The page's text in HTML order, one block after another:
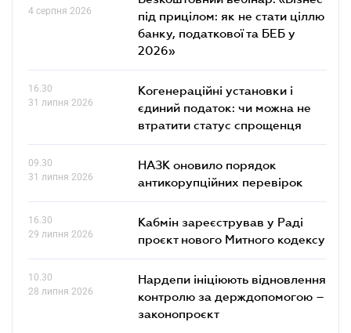
4 серпня 2026
під прицілом: як не стати ціллю
банку, податкової та БЕБ у
2026»
16.30
31 липня 2026
Когенераційні установки і
єдиний податок: чи можна не
втратити статус спрощенця
09.30
31 липня 2026
НАЗК оновило порядок
антикорупційних перевірок
16.30
29 липня 2026
Кабмін зареєстрував у Раді
проєкт нового Митного кодексу
10.30
28 липня 2026
Нардепи ініціюють відновлення
контролю за держдопомогою –
законопроєкт